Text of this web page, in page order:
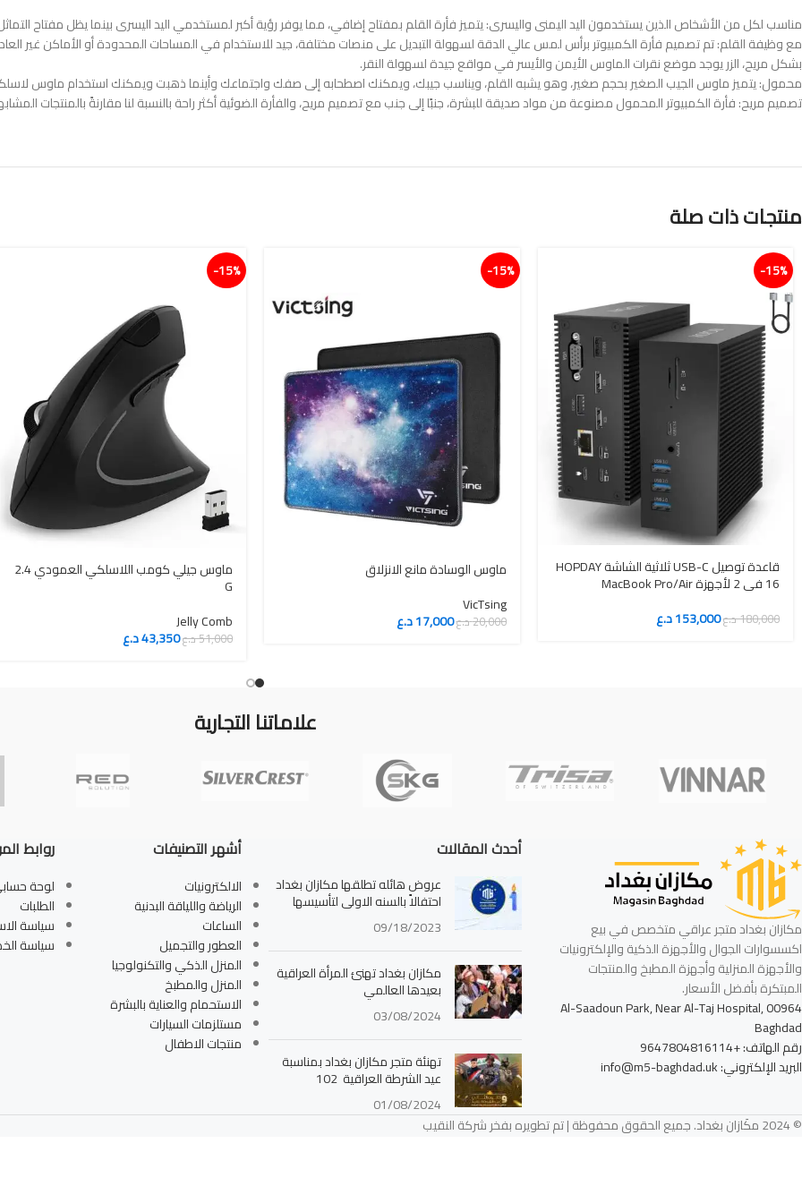
مناسب لكل من الأشخاص الذين يستخدمون اليد اليمنى واليسرى: يتميز فأرة القلم بمفتاح إضافي، مما يوفر رؤية أكبر لمستخدمي اليد اليسرى بينما يظل مفتاح
مع وظيفة القلم: تم تصميم فأرة الكمبيوتر برأس لمس عالي الدقة لسهولة التبديل على منصات مختلفة، جيد للاستخدام في المساحات المحدودة أو الأماكن غير
بشكل مريح، الزر يوجد موضع نقرات الماوس الأيمن والأيسر في مواقع جيدة لسهولة النقر.
محمول: يتميز ماوس الجيب الصغير بحجم صغير، وهو يشبه القلم، ويناسب جيبك، ويمكنك اصطحابه إلى صفك واجتماعك وأينما ذهبت ويمكنك استخدام ماوس
تصميم مريح: فأرة الكمبيوتر المحمول مصنوعة من مواد صديقة للبشرة، جنبًا إلى جنب مع تصميم مريح، والفأرة الضوئية أكثر راحة بالنسبة لنا مقارنةً بالمنتجات
منتجات ذات صلة
15%-
قاعدة توصيل USB-C ثلاثية الشاشة HOPDAY
16 في 2 لأجهزة MacBook Pro/Air
180,000د.ع153,000د.ع
15%-
ماوس الوسادة مانع الانزلاق
VicTsing
20,000د.ع17,000د.ع
15%-
‎ماوس جيلي كومب اللاسلكي العمودي 2.4
G
Jelly Comb
51,000د.ع43,350د.ع
علاماتنا التجارية
مكازان بغداد متجر عراقي متخصص في بيع
اكسسوارات الجوال والأجهزة الذكية والإلكترونيات
والأجهزة المنزلية وأجهزة المطبخ والمنتجات
المبتكرة بأفضل الأسعار.
Al-Saadoun Park, Near Al-Taj Hospital, 00964
Baghdad
رقم الهاتف: +9647804816114
البريد الإلكتروني: info@m5-baghdad.uk
أحدث المقالات
عروض هائله تطلقها مكازان بغداد
احتفالاً بالسنه الاولى لتأسيسها
09/18/2023
مكازان بغداد تهنئ المرأة العراقية
بعيدها العالمي
03/08/2024
تهنئة متجر مكازان بغداد بمناسبة
عيد الشرطة العراقية 102
01/08/2024
أشهر التصنيفات
الالكترونيات
الرياضة واللياقة البدنية
الساعات
العطور والتجميل
المنزل الذكي والتكنولوجيا
المنزل والمطبخ
الاستحمام والعناية بالبشرة
مستلزمات السيارات
منتجات الاطفال
روابط
لوحة
الطلبات
سياسة
سياسة
© 2024 مكَازان بغداد. جميع الحقوق محفوظة | تم تطويره بفخر شركة النقيب